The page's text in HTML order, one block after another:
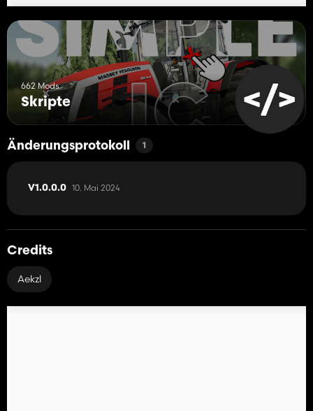
662 Mods
Skripte
Änderungsprotokoll 1
V1.0.0.0 10. Mai 2024
Credits
Aekzl